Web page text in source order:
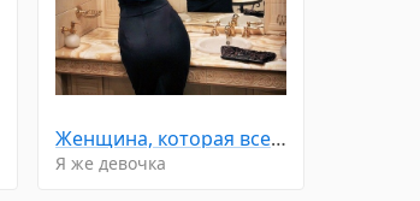
Женщина, которая все прощает и долго терпит, часто уходит неожиданно и навсегда. ☝
Я же девочка